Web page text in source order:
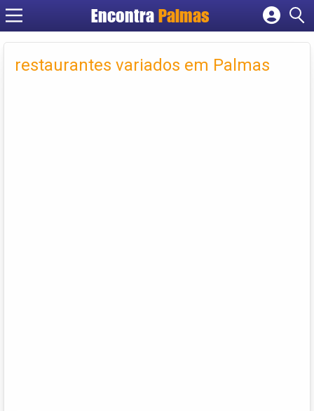
Encontra Palmas
Cadastrar empresa
Criar conta
restaurantes variados em Palmas